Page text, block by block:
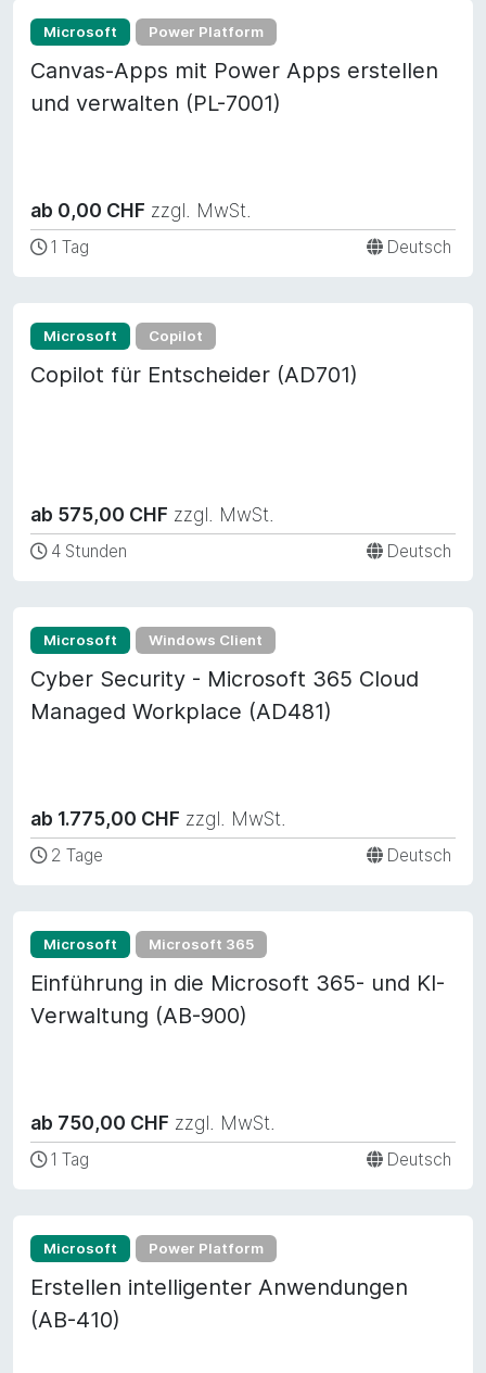
Microsoft Power Platform
Canvas-Apps mit Power Apps erstellen
und verwalten (PL-7001)
ab 0,00 CHF zzgl. MwSt.
1 Tag Deutsch
Microsoft Copilot
Copilot für Entscheider (AD701)
ab 575,00 CHF zzgl. MwSt.
4 Stunden Deutsch
Microsoft Windows Client
Cyber Security - Microsoft 365 Cloud
Managed Workplace (AD481)
ab 1.775,00 CHF zzgl. MwSt.
2 Tage Deutsch
Microsoft Microsoft 365
Einführung in die Microsoft 365- und KI-
Verwaltung (AB-900)
ab 750,00 CHF zzgl. MwSt.
1 Tag Deutsch
Microsoft Power Platform
Erstellen intelligenter Anwendungen
(AB-410)